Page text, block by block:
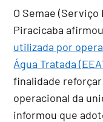
O Semae
Piracicaba
utilizada por
Água Tratada
finalidade
operacional da
informou que